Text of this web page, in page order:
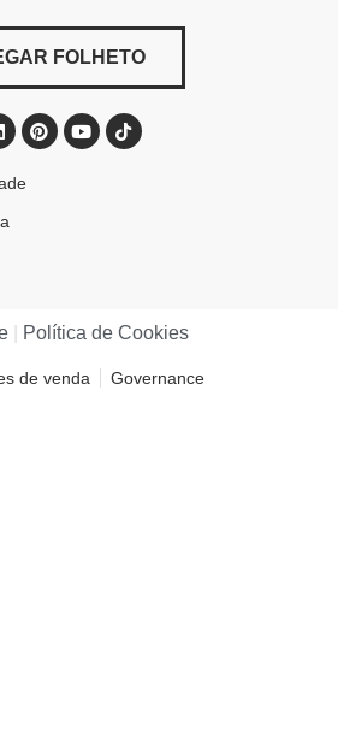
FOLHETO
Política de Cookies​
de venda Governance